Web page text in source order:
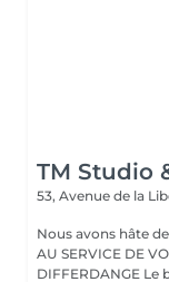
TM Studio
53, Avenue de la
Nous avons hâte de vous
AU SERVICE DE